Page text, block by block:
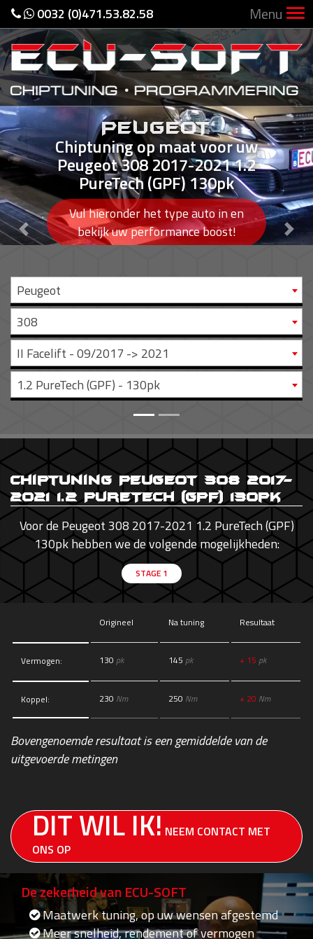
0032 (0)471.53.82.58 Menu
PEUGEOT
Chiptuning op maat voor uw
Peugeot 308 2017-2021 1.2
PureTech (GPF) 130pk
Vul hieronder het type auto in en
bekijk uw performance boost!
PEUGEOT
Chiptuning op maat voor uw
Peugeot 308 2017-2021 1.2
PureTech (GPF) 130pk
Vul hieronder het type auto in en
bekijk uw performance boost!
Previous
Peugeot
308
II Facelift - 09/2017 -> 2021
1.2 PureTech (GPF) - 130pk
Chiptuning Peugeot 308 2017-
2021 1.2 PureTech (GPF) 130pk
Voor de Peugeot 308 2017-2021 1.2 PureTech (GPF)
130pk hebben we de volgende mogelijkheden:
STAGE 1
Origineel Na tuning Resultaat
Vermogen: 130 pk 145 pk + 15 pk
Koppel: 230 Nm 250 Nm + 20 Nm
Bovengenoemde resultaat is een gemiddelde van de
uitgevoerde metingen
DIT WIL IK! NEEM CONTACT MET
ONS OP
De zekerheid van ECU-SOFT
Maatwerk tuning, op uw wensen afgestemd
Meer snelheid, rendement of vermogen